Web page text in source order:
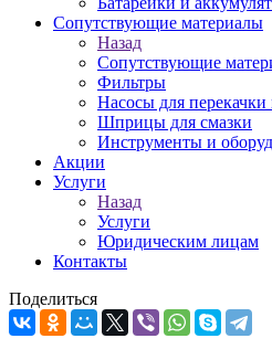
Сопутствующие материалы
Назад
Сопутствующие
Фильтры
Насосы для
Шприцы для смазки
Инструменты и
Акции
Услуги
Назад
Услуги
Юридическим лицам
Контакты
Поделиться